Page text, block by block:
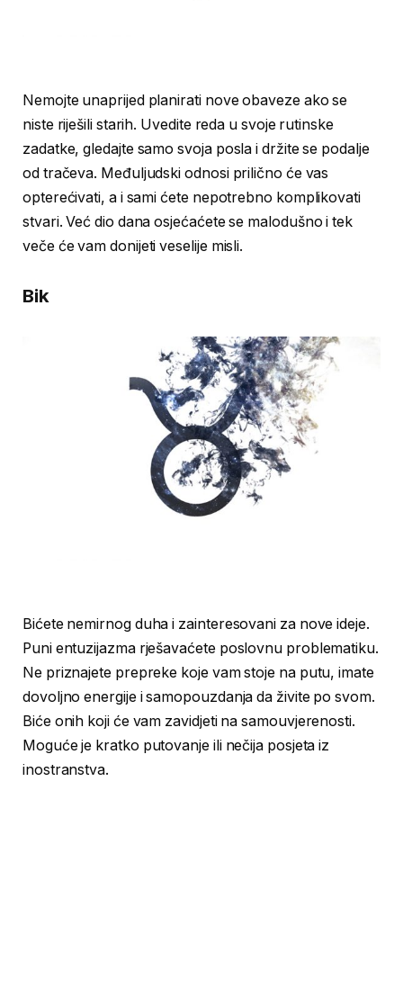
Nemojte unaprijed planirati nove obaveze ako se
niste riješili starih. Uvedite reda u svoje rutinske
zadatke, gledajte samo svoja posla i držite se podalje
od tračeva. Međuljudski odnosi prilično će vas
opterećivati, a i sami ćete nepotrebno komplikovati
stvari. Već dio dana osjećaćete se malodušno i tek
veče će vam donijeti veselije misli.
Bik
Bićete nemirnog duha i zainteresovani za nove ideje.
Puni entuzijazma rješavaćete poslovnu problematiku.
Ne priznajete prepreke koje vam stoje na putu, imate
dovoljno energije i samopouzdanja da živite po svom.
Biće onih koji će vam zavidjeti na samouvjerenosti.
Moguće je kratko putovanje ili nečija posjeta iz
inostranstva.